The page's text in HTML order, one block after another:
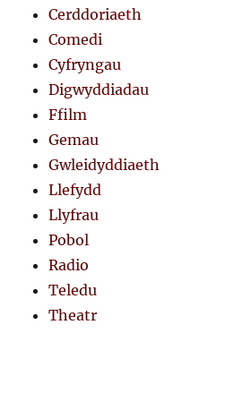
Cerddoriaeth
Comedi
Cyfryngau
Digwyddiadau
Ffilm
Gemau
Gwleidyddiaeth
Llefydd
Llyfrau
Pobol
Radio
Teledu
Theatr